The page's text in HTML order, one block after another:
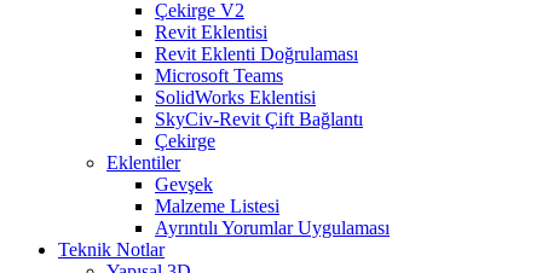
Çekirge V2
Revit Eklentisi
Revit Eklenti Doğrulaması
Microsoft Teams
SolidWorks Eklentisi
SkyCiv-Revit Çift Bağlantı
Çekirge
Eklentiler
Gevşek
Malzeme Listesi
Ayrıntılı Yorumlar Uygulaması
Teknik Notlar